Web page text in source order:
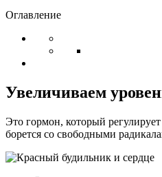
Оглавление
Увеличиваем
Это гормон, который
борется со свободными